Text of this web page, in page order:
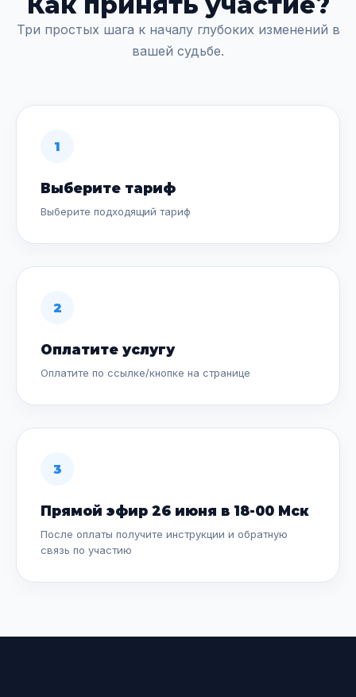
Три простых шага к началу глубоких изменений в
вашей судьбе.
1
Выберите тариф
Выберите подходящий тариф
2
Оплатите услугу
Оплатите по ссылке/кнопке на странице
3
Прямой эфир 26 июня в 18-00 Мск
После оплаты получите инструкции и обратную
связь по участию